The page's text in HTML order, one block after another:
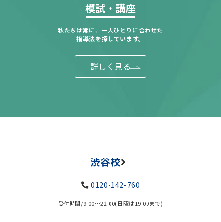
模試・講座
私たちは常に、一人ひとりに合わせた
指導法を探しています。
詳しく見る
渋谷校
0120-142-760
受付時間/9:00～22:00(日曜は19:00まで)